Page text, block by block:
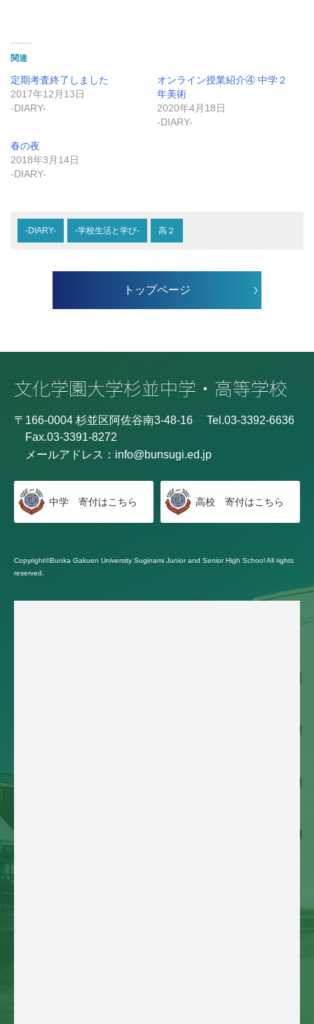
関連
定期考査終了しました
2017年12月13日
-DIARY-
オンライン授業紹介④ 中学２
年美術
2020年4月18日
-DIARY-
春の夜
2018年3月14日
-DIARY-
-DIARY- -学校生活と学び- 高２
トップページ
〒166-0004 杉並区阿佐谷南3-48-16
Tel.03-3392-6636
Fax.03-3391-8272
メールアドレス： info@bunsugi.ed.jp
中学 寄付はこちら 高校 寄付はこちら
Copyright©Bunka Gakuen University Suginami Junior and Senior High School All rights
reserved.